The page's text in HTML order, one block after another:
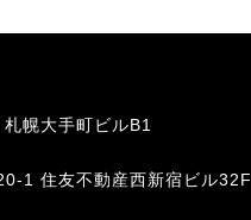
幌大手町ビルB1
1 住友不動産西新宿ビル32F